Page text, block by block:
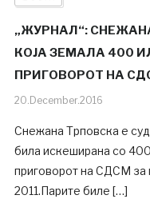
„ЖУРНАЛ“:
КОЈА ЗЕМАЛА 400
ПРИГОВОРОТ НА
20.December.2016
Снежана Трповска е
била искеширана со 400
приговорот на СДСМ
2011.Парите биле […]